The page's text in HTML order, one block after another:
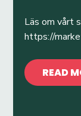
Läs om vårt
https://
READ